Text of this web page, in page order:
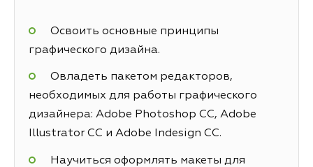
Освоить основные принципы
графического дизайна.
Овладеть пакетом редакторов,
необходимых для работы графического
дизайнера: Adobe Photoshop CC, Adobe
Illustrator CC и Adobe Indesign CC.
Научиться оформлять макеты для